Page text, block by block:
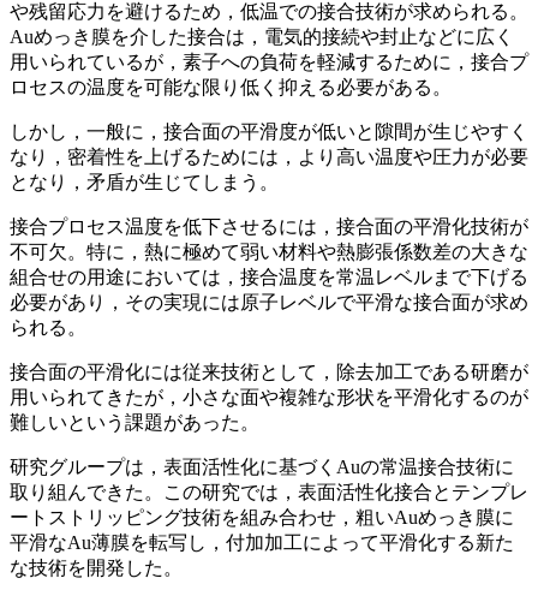
や残留応力を避けるため，低温での接合技術が求められる。
Auめっき膜を介した接合は，電気的接続や封止などに広く
用いられているが，素子への負荷を軽減するために，接合プ
ロセスの温度を可能な限り低く抑える必要がある。
しかし，一般に，接合面の平滑度が低いと隙間が生じやすく
なり，密着性を上げるためには，より高い温度や圧力が必要
となり，矛盾が生じてしまう。
接合プロセス温度を低下させるには，接合面の平滑化技術が
不可欠。特に，熱に極めて弱い材料や熱膨張係数差の大きな
組合せの用途においては，接合温度を常温レベルまで下げる
必要があり，その実現には原子レベルで平滑な接合面が求め
られる。
接合面の平滑化には従来技術として，除去加工である研磨が
用いられてきたが，小さな面や複雑な形状を平滑化するのが
難しいという課題があった。
研究グループは，表面活性化に基づくAuの常温接合技術に
取り組んできた。この研究では，表面活性化接合とテンプレ
ートストリッピング技術を組み合わせ，粗いAuめっき膜に
平滑なAu薄膜を転写し，付加加工によって平滑化する新た
な技術を開発した。